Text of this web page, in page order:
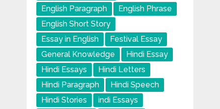
English Paragraph
English Phrase
English Short Story
Essay in English
Festival Essay
General Knowledge
Hindi Essay
Hindi Essays
Hindi Letters
Hindi Paragraph
Hindi Speech
Hindi Stories
indi Essays